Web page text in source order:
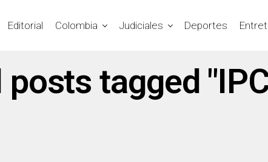
Editorial Colombia Judiciales Deportes
posts tagged